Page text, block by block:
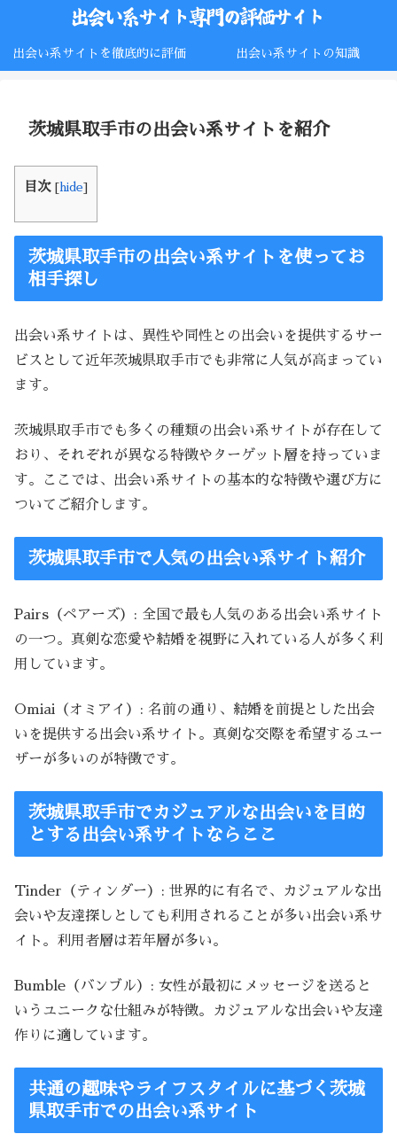
出会い系サイトを徹底的に評価 出会い系サイトの知識
茨城県取手市の出会い系サイトを紹介
目次 [ hide]
茨城県取手市の出会い系サイトを使ってお
相手探し
出会い系サイトは、異性や同性との出会いを提供するサー
ビスとして近年茨城県取手市でも非常に人気が高まってい
ます。
茨城県取手市でも多くの種類の出会い系サイトが存在して
おり、それぞれが異なる特徴やターゲット層を持っていま
す。ここでは、出会い系サイトの基本的な特徴や選び方に
ついてご紹介します。
茨城県取手市で人気の出会い系サイト紹介
Pairs（ペアーズ）: 全国で最も人気のある出会い系サイト
の一つ。真剣な恋愛や結婚を視野に入れている人が多く利
用しています。
Omiai（オミアイ）: 名前の通り、結婚を前提とした出会
いを提供する出会い系サイト。真剣な交際を希望するユー
ザーが多いのが特徴です。
茨城県取手市でカジュアルな出会いを目的
とする出会い系サイトならここ
Tinder（ティンダー）: 世界的に有名で、カジュアルな出
会いや友達探しとしても利用されることが多い出会い系サ
イト。利用者層は若年層が多い。
Bumble（バンブル）: 女性が最初にメッセージを送ると
いうユニークな仕組みが特徴。カジュアルな出会いや友達
作りに適しています。
共通の趣味やライフスタイルに基づく茨城
県取手市での出会い系サイト